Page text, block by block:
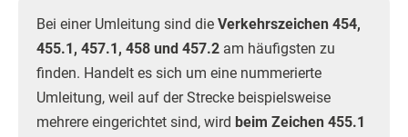
Bei einer Umleitung sind die Verkehrszeichen 454,
455.1, 457.1, 458 und 457.2 am häufigsten zu
finden. Handelt es sich um eine nummerierte
Umleitung, weil auf der Strecke beispielsweise
mehrere eingerichtet sind, wird beim Zeichen 455.1